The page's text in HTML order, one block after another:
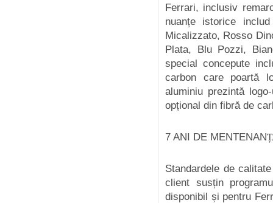
Ferrari, inclusiv
nuanțe istorice
Micalizzato, Rosso
Plata, Blu Pozzi,
special concepute
carbon care poartă
aluminiu prezintă
opțional din fibră de
7 ANI DE MENTENAN
Standardele de
client susțin
disponibil și pentru